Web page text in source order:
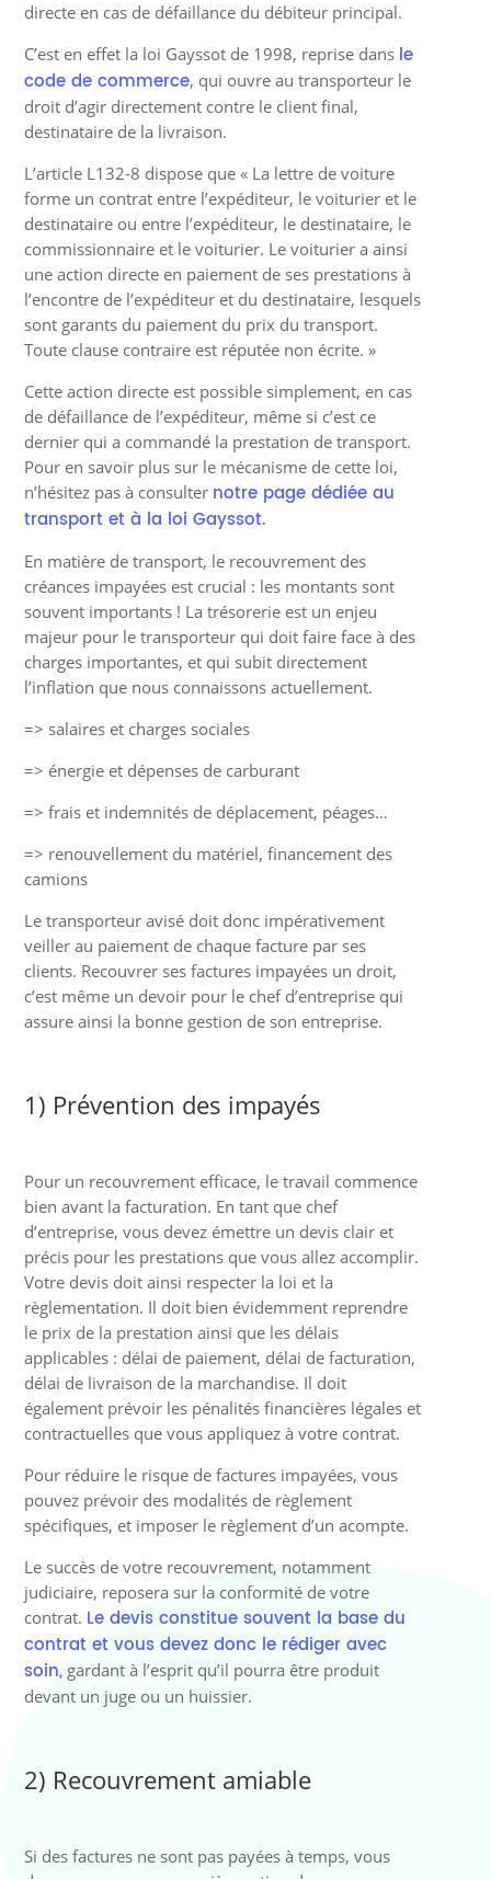
directe en cas de défaillance du débiteur principal.
C’est en effet la loi Gayssot de 1998, reprise dans le
code de commerce, qui ouvre au transporteur le
droit d’agir directement contre le client final,
destinataire de la livraison.
L’article L132-8 dispose que « La lettre de voiture
forme un contrat entre l’expéditeur, le voiturier et le
destinataire ou entre l’expéditeur, le destinataire, le
commissionnaire et le voiturier. Le voiturier a ainsi
une action directe en paiement de ses prestations à
l’encontre de l’expéditeur et du destinataire, lesquels
sont garants du paiement du prix du transport.
Toute clause contraire est réputée non écrite. »
Cette action directe est possible simplement, en cas
de défaillance de l’expéditeur, même si c’est ce
dernier qui a commandé la prestation de transport.
Pour en savoir plus sur le mécanisme de cette loi,
n’hésitez pas à consulter notre page dédiée au
transport et à la loi Gayssot.
En matière de transport, le recouvrement des
créances impayées est crucial : les montants sont
souvent importants ! La trésorerie est un enjeu
majeur pour le transporteur qui doit faire face à des
charges importantes, et qui subit directement
l’inflation que nous connaissons actuellement.
=> salaires et charges sociales
=> énergie et dépenses de carburant
=> frais et indemnités de déplacement, péages…
=> renouvellement du matériel, financement des
camions
Le transporteur avisé doit donc impérativement
veiller au paiement de chaque facture par ses
clients. Recouvrer ses factures impayées un droit,
c’est même un devoir pour le chef d’entreprise qui
assure ainsi la bonne gestion de son entreprise.
1) Prévention des impayés
Pour un recouvrement efficace, le travail commence
bien avant la facturation. En tant que chef
d’entreprise, vous devez émettre un devis clair et
précis pour les prestations que vous allez accomplir.
Votre devis doit ainsi respecter la loi et la
règlementation. Il doit bien évidemment reprendre
le prix de la prestation ainsi que les délais
applicables : délai de paiement, délai de facturation,
délai de livraison de la marchandise. Il doit
également prévoir les pénalités financières légales et
contractuelles que vous appliquez à votre contrat.
Pour réduire le risque de factures impayées, vous
pouvez prévoir des modalités de règlement
spécifiques, et imposer le règlement d’un acompte.
Le succès de votre recouvrement, notamment
judiciaire, reposera sur la conformité de votre
contrat. Le devis constitue souvent la base du
contrat et vous devez donc le rédiger avec
soin, gardant à l’esprit qu’il pourra être produit
devant un juge ou un huissier.
2) Recouvrement amiable
Si des factures ne sont pas payées à temps, vous